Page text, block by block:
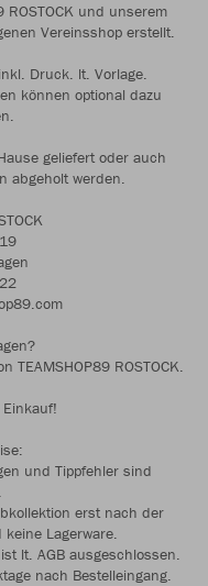
ROSTOCK und unserem
Vereinsshop erstellt.
Druck. lt. Vorlage.
können optional dazu
geliefert oder auch
abgeholt werden.
TEAMSHOP89 ROSTOCK.
und Tippfehler sind
erst nach der
Lagerware.
lt. AGB ausgeschlossen.
nach Bestelleingang.